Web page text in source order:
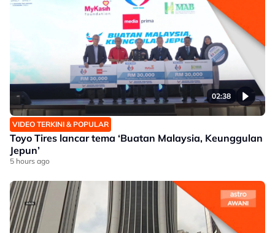
02:38
VIDEO TERKINI & POPULAR
Toyo Tires lancar tema ‘Buatan Malaysia, Keunggulan
Jepun’
5 hours ago